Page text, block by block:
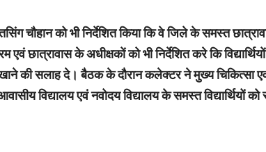
चौहान को भी निर्देशित किया कि वे जिले के समस्त
के अधीक्षकों को भी निर्देशित करे कि
की सलाह दे। बैठक के दौरान कलेक्टर ने मुख्य चिकित्सा
विद्यालय एवं नवोदय विद्यालय के समस्त विद्यार्थियों को